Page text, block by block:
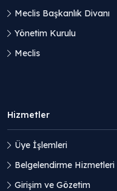
Meclis Başkanlık Divanı
Yönetim Kurulu
Meclis
Hizmetler
Üye İşlemleri
Belgelendirme Hizmetleri
Girişim ve Gözetim